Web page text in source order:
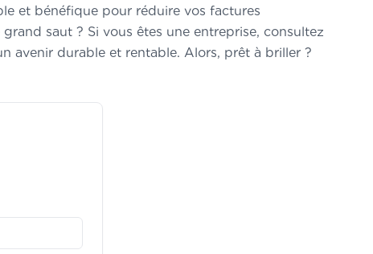
et bénéfique pour réduire vos factures
saut ? Si vous êtes une entreprise, consultez
avenir durable et rentable. Alors, prêt à briller ?